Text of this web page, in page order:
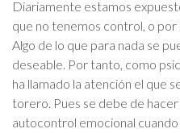
Diariamente estamos
que no tenemos control, o por
Algo de lo que para nada se
deseable. Por tanto, como
ha llamado la atención el que
torero. Pues se debe de hacer
autocontrol emocional